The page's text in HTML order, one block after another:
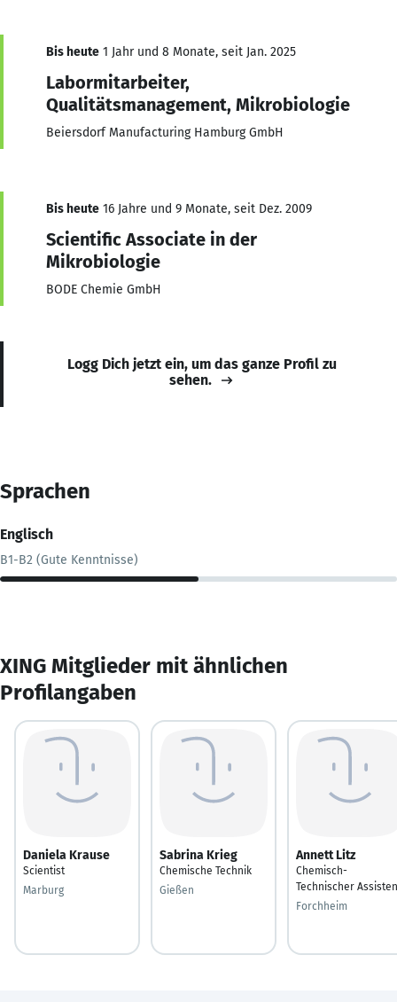
Bis heute 1 Jahr und 8 Monate, seit Jan. 2025
Labormitarbeiter,
Qualitätsmanagement, Mikrobiologie
Beiersdorf Manufacturing Hamburg GmbH
Bis heute 16 Jahre und 9 Monate, seit Dez. 2009
Scientific Associate in der
Mikrobiologie
BODE Chemie GmbH
Logg Dich jetzt ein, um das ganze Profil zu
sehen.
Sprachen
Englisch
B1-B2 (Gute Kenntnisse)
XING Mitglieder mit ähnlichen
Profilangaben
Daniela Krause
Scientist
Marburg
Sabrina Krieg
Chemische Technik
Gießen
Annett Litz
Chemisch-
Technischer
Forchheim